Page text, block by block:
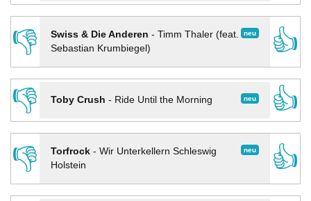
👎
neu
Swiss & Die Anderen - Timm Thaler (feat.
Sebastian Krumbiegel)
👍
👎
neu
Toby Crush - Ride Until the Morning
👍
👎
neu
Torfrock- Wir Unterkellern Schleswig
Holstein
👍